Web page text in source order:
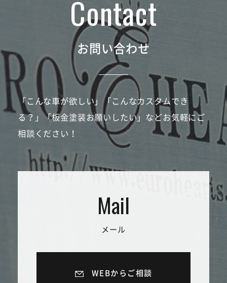
お問い合わせ
「こんな車が欲しい」「こんなカスタムでき
る？」「板金塗装お願いしたい」などお気軽にご
相談ください！
メール
WEBからご相談